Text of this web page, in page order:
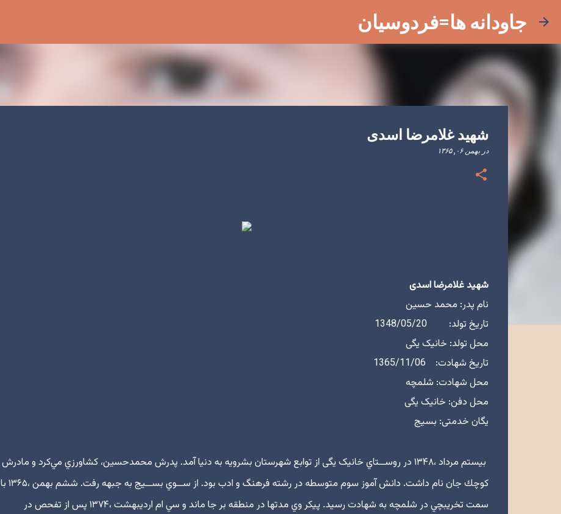
جاودانه ها=فردوسیان
شهید غلامرضا اسدی
دربهمن ۰۶, ۱۳۶۵
شهید غلامرضا اسدی
نام پدر: محمد حسین
تاریخ تولد: 1348/05/20
محل تولد: خانیک یگی
تاریخ شهادت: 1365/11/06
محل شهادت: شلمچه
محل دفن: خانیک یگی
یگان خدمتی: بسیج
بيستم مرداد ،۱۳۴۸ در روســتاي خانیک یگی از توابع شهرستان بشرويه به دنيا آمد. پدرش محمدحسين، كشاورزي مي‌كرد و مادرش
كوچك جان نام داشت. دانش آموز سوم متوسطه در رشته فرهنگ و ادب بود. از ســوي بســيج به جبهه رفت. ششم بهمن ،۱۳۶۵ با
سمت تخريبچي در شلمچه به شهادت رسيد. پيكر وي مدتها در منطقه بر جا ماند و سي ام ارديبهشت ،۱۳۷۴ پس از تفحص در